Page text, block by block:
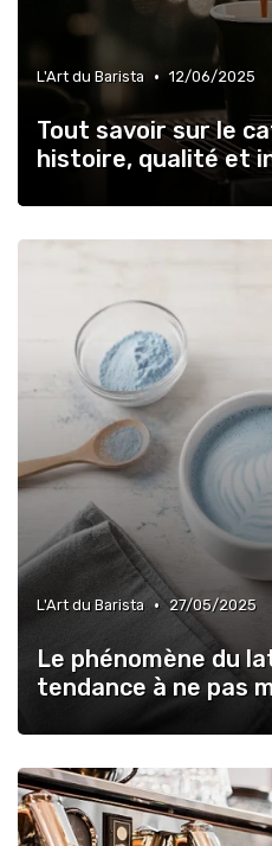
L'Art du Barista • 12/06/2025
Tout savoir sur le
histoire, qualité et
L'Art du Barista • 27/05/2025
Le phénomène du
tendance à ne pas